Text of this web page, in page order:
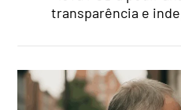
transparência e